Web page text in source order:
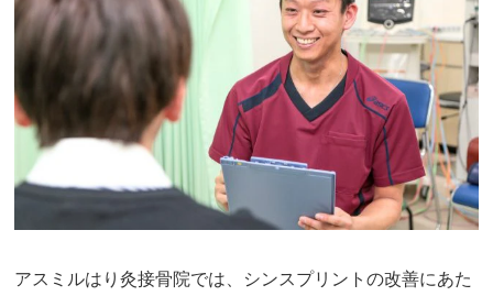
アスミルはり灸接骨院では、シンスプリントの改善にあた